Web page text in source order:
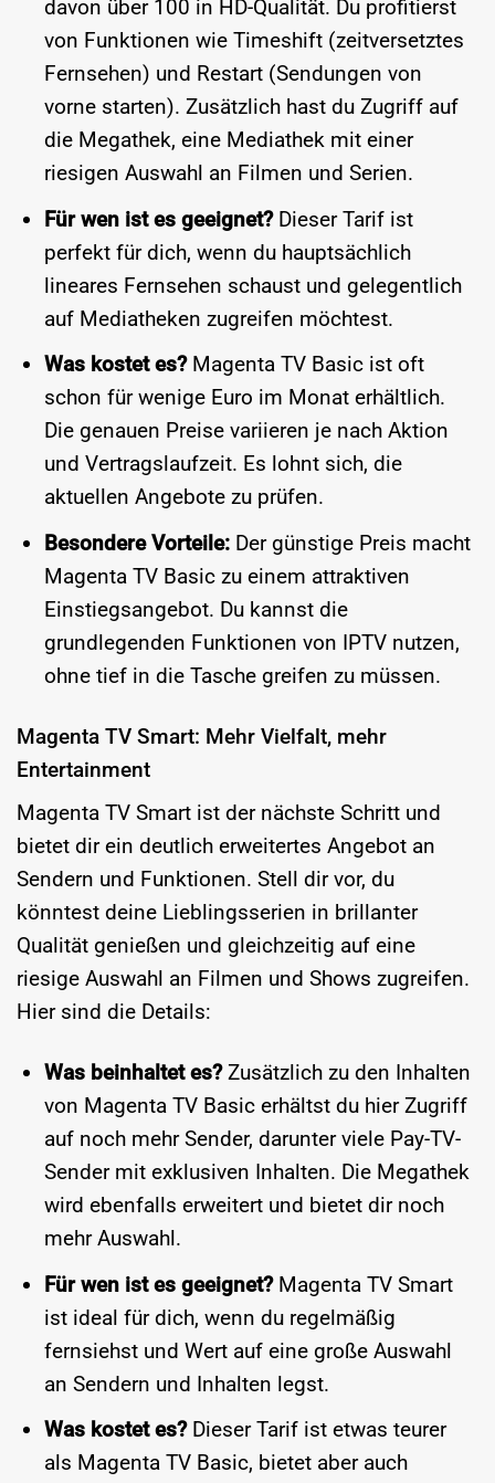
davon über 100 in HD-Qualität. Du profitierst
von Funktionen wie Timeshift (zeitversetztes
Fernsehen) und Restart (Sendungen von
vorne starten). Zusätzlich hast du Zugriff auf
die Megathek, eine Mediathek mit einer
riesigen Auswahl an Filmen und Serien.
Für wen ist es geeignet?Dieser Tarif ist
perfekt für dich, wenn du hauptsächlich
lineares Fernsehen schaust und gelegentlich
auf Mediatheken zugreifen möchtest.
Was kostet es?Magenta TV Basic ist oft
schon für wenige Euro im Monat erhältlich.
Die genauen Preise variieren je nach Aktion
und Vertragslaufzeit. Es lohnt sich, die
aktuellen Angebote zu prüfen.
Besondere Vorteile:Der günstige Preis macht
Magenta TV Basic zu einem attraktiven
Einstiegsangebot. Du kannst die
grundlegenden Funktionen von IPTV nutzen,
ohne tief in die Tasche greifen zu müssen.
Magenta TV Smart: Mehr Vielfalt, mehr
Entertainment
Magenta TV Smart ist der nächste Schritt und
bietet dir ein deutlich erweitertes Angebot an
Sendern und Funktionen. Stell dir vor, du
könntest deine Lieblingsserien in brillanter
Qualität genießen und gleichzeitig auf eine
riesige Auswahl an Filmen und Shows zugreifen.
Hier sind die Details:
Was beinhaltet es?Zusätzlich zu den Inhalten
von Magenta TV Basic erhältst du hier Zugriff
auf noch mehr Sender, darunter viele Pay-TV-
Sender mit exklusiven Inhalten. Die Megathek
wird ebenfalls erweitert und bietet dir noch
mehr Auswahl.
Für wen ist es geeignet?Magenta TV Smart
ist ideal für dich, wenn du regelmäßig
fernsiehst und Wert auf eine große Auswahl
an Sendern und Inhalten legst.
Was kostet es?Dieser Tarif ist etwas teurer
als Magenta TV Basic, bietet aber auch